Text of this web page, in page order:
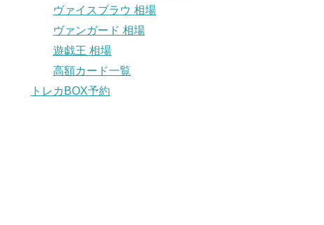
ヴァイスブラウ 相場
ヴァンガード 相場
遊戯王 相場
高額カード一覧
トレカBOX予約